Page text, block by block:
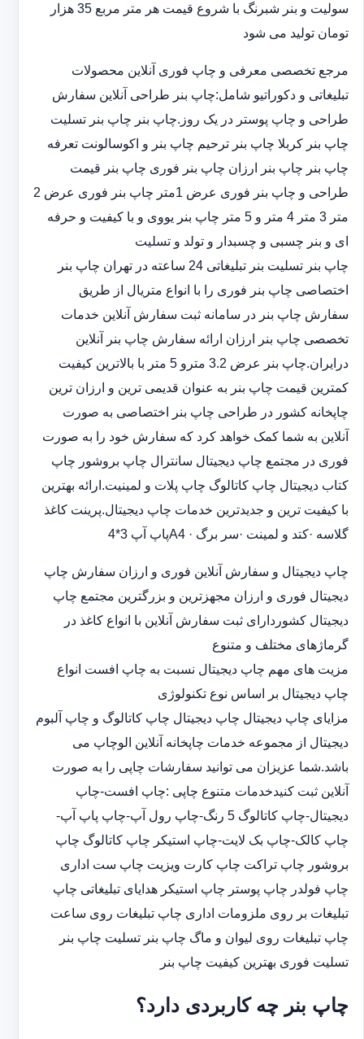
سولیت و بنر شبرنگ با شروع قیمت هر متر مربع 35 هزار
تومان تولید می شود
مرجع تخصصی معرفی و چاپ فوری آنلاین محصولات
تبلیغاتی و دکوراتیو شامل:چاپ بنر طراحی آنلاین سفارش
طراحی و چاپ پوستر در یک روز.چاپ بنر چاپ بنر تسلیت
چاپ بنر کربلا چاپ بنر ترحیم چاپ بنر و اکوسالونت تعرفه
چاپ بنر چاپ بنر ارزان چاپ بنر فوری چاپ بنر قیمت
طراحی و چاپ بنر فوری عرض 1متر چاپ بنر فوری عرض 2
متر 3 متر 4 متر و 5 متر چاپ بنر یووی و با کیفیت و حرفه
ای و بنر چسبی و چسبدار و تولد و تسلیت
چاپ بنر تسلیت بنر تبلیغاتی 24 ساعته در تهران چاپ بنر
اختصاصی چاپ بنر فوری را با انواع متریال از طریق
سفارش چاپ بنر در سامانه ثبت سفارش آنلاین خدمات
تخصصی چاپ بنر ارزان ارائه سفارش چاپ بنر آنلاین
درایران.چاپ بنر عرض 3.2 مترو 5 متر با بالاترین کیفیت
کمترین قیمت چاپ بنر به عنوان قدیمی ترین و ارزان ترین
چاپخانه کشور در طراحی چاپ بنر اختصاصی به صورت
آنلاین به شما کمک خواهد کرد که سفارش خود را به صورت
فوری در مجتمع چاپ دیجیتال سانترال چاپ بروشور چاپ
کتاب دیجیتال چاپ کاتالوگ چاپ پلات و لمینیت.ارائه بهترین
با کیفیت ترین و جدیدترین خدمات چاپ دیجیتال.پرینت کاغذ
گلاسه ·‎کتد و لمینت ·‎سر برگ A4 ·‎پاپ آپ 3*4
چاپ دیجیتال و سفارش آنلاین فوری و ارزان سفارش چاپ
دیجیتال فوری و ارزان مجهزترین و بزرگترین مجتمع چاپ
دیجیتال کشوردارای ثبت سفارش آنلاین با انواع کاغذ در
گرماژهای مختلف و متنوع
مزیت های مهم چاپ دیجیتال نسبت به چاپ افست انواع
چاپ دیجیتال بر اساس نوع تکنولوژی
مزایای چاپ دیجیتال چاپ دیجیتال چاپ کاتالوگ و چاپ آلبوم
دیجیتال از مجموعه خدمات چاپخانه آنلاین الوچاپ می
باشد.شما عزیزان می توانید سفارشات چاپی را به صورت
آنلاین ثبت کنیدخدمات متنوع چاپی :چاپ افست-چاپ
دیجیتال-چاپ کاتالوگ 5 رنگ-چاپ رول آپ-چاپ پاپ آپ-
چاپ کالک-چاپ بک لایت-چاپ استیکر چاپ کاتالوگ چاپ
بروشور چاپ تراکت چاپ کارت ویزیت چاپ ست اداری
چاپ فولدر چاپ پوستر چاپ استیکر هدایای تبلیغاتی چاپ
تبلیغات بر روی ملزومات اداری چاپ تبلیغات روی ساعت
چاپ تبلیغات روی لیوان و ماگ چاپ بنر تسلیت چاپ بنر
تسلیت فوری بهترین کیفیت چاپ بنر
چاپ بنر چه کاربردی دارد؟